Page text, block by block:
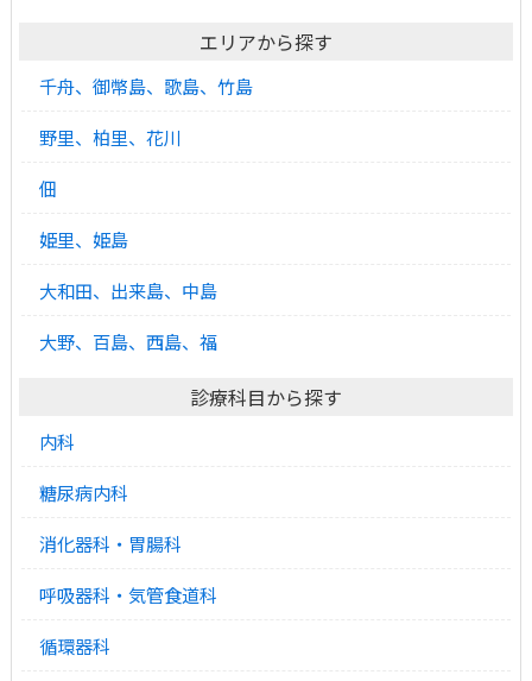
エリアから探す
千舟、御幣島、歌島、竹島
野里、柏里、花川
佃
姫里、姫島
大和田、出来島、中島
大野、百島、西島、福
診療科目から探す
内科
糖尿病内科
消化器科・胃腸科
呼吸器科・気管食道科
循環器科